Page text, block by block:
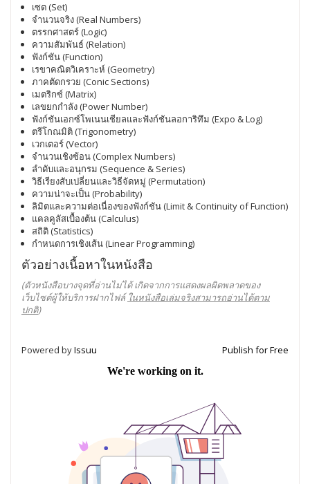
เซต (Set)
จำนวนจริง (Real Numbers)
ตรรกศาสตร์ (Logic)
ความสัมพันธ์ (Relation)
ฟังก์ชัน (Function)
เรขาคณิตวิเคราะห์ (Geometry)
ภาคตัดกรวย (Conic Sections)
เมตริกซ์ (Matrix)
เลขยกกำลัง (Power Number)
ฟังก์ชันเอกซ์โพเนนเชียลและฟังก์ชันลอการิทึม (Expo & Log)
ตรีโกณมิติ (Trigonometry)
เวกเตอร์ (Vector)
จำนวนเชิงซ้อน (Complex Numbers)
ลำดับและอนุกรม (Sequence & Series)
วิธีเรียงสับเปลี่ยนและวิธีจัดหมู่ (Permutation)
ความน่าจะเป็น (Probability)
ลิมิตและความต่อเนื่องของฟังก์ชัน (Limit & Continuity of Function)
แคลคูลัสเบื้องต้น (Calculus)
สถิติ (Statistics)
กำหนดการเชิงเส้น (Linear Programming)
ตัวอย่างเนื้อหาในหนังสือ
(ตัวหนังสือบางจุดที่อ่านไม่ได้ เกิดจากการแสดงผลผิดพลาดของ
เว็บไซต์ผู้ให้บริการฝากไฟล์ ในหนังสือเล่มจริงสามารถอ่านได้ตาม
ปกติ)
Powered byIssuu Publish for Free